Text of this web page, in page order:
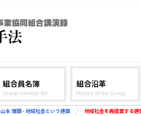
組合員名簿
Group member list
組合沿革
History of the Group
山本 理顕 - 地域社会という建築 地域社会を再提案する建